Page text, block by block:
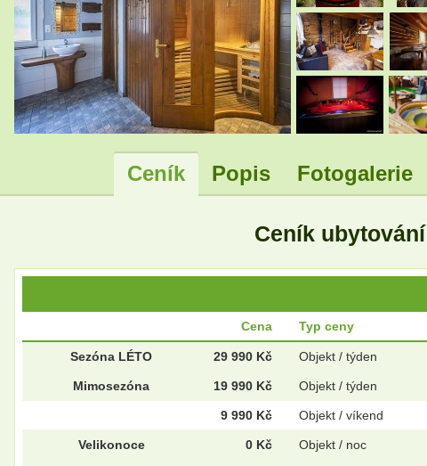
Ceník Popis Fotogalerie
Ceník ubytování
Cena Typ ceny
Sezóna LÉTO 29 990 Kč Objekt / týden
Mimosezóna 19 990 Kč Objekt / týden
9 990 Kč Objekt / víkend
Velikonoce 0 Kč Objekt / noc